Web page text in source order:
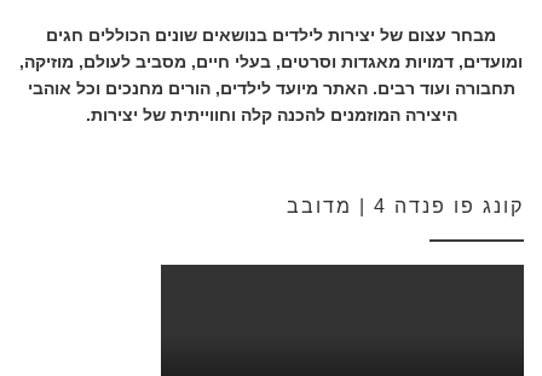
מבחר עצום של יצירות לילדים בנושאים שונים הכוללים חגים
ומועדים, דמויות מאגדות וסרטים, בעלי חיים, מסביב לעולם, מוזיקה,
תחבורה ועוד רבים. האתר מיועד לילדים, הורים מחנכים וכל אוהבי
היצירה המוזמנים להכנה קלה וחווייתית של יצירות.
קונג פו פנדה 4 | מדובב